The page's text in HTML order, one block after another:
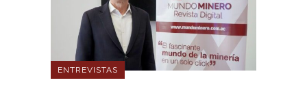
ENTREVISTAS